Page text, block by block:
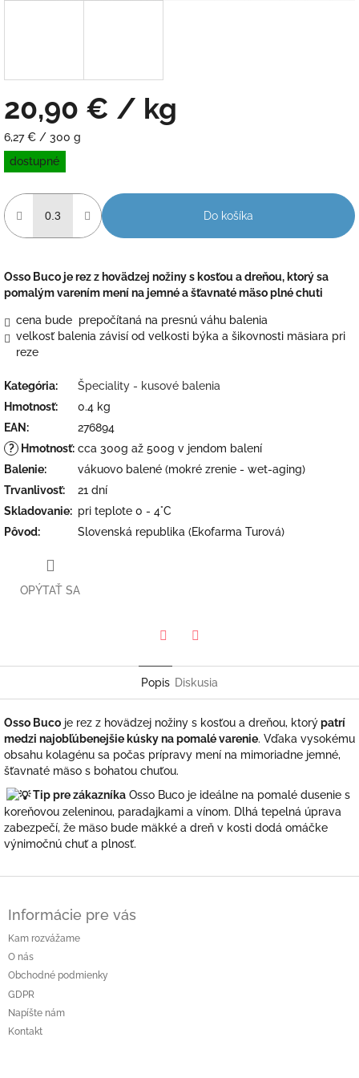
20,90 € / kg
Jednotková
cena:
6,27 € / 300 g
dostupné
Do košíka
Osso Buco je rez z hovädzej nožiny s kosťou a dreňou, ktorý sa
pomalým varením mení na jemné a šťavnaté mäso plné chuti
cena bude prepočítaná na presnú váhu balenia
velkosť balenia závisí od velkosti býka a šikovnosti mäsiara pri
reze
Kategória:
Špeciality - kusové balenia
Hmotnosť:
0.4 kg
EAN :
276894
?
Hmotnosť: cca 300g až 500g v jendom balení
Balenie:
vákuovo balené (mokré zrenie - wet-aging)
Trvanlivosť:
21 dní
Skladovanie: pri teplote 0 - 4°C
Pôvod: Slovenská republika (Ekofarma Turová)
OPÝTAŤ SA
Popis Diskusia
Osso Buco je rez z hovädzej nožiny s kosťou a dreňou, ktorýpatrí
medzi najobľúbenejšie kúsky na pomalé varenie. Vďaka vysokému
obsahu kolagénu sa počas prípravy mení na mimoriadne jemné,
šťavnaté mäso s bohatou chuťou.
Tip pre zákazníka Osso Buco je ideálne na pomalé dusenie s
koreňovou zeleninou, paradajkami a vínom. Dlhá tepelná úprava
zabezpečí, že mäso bude mäkké a dreň v kosti dodá omáčke
výnimočnú chuť a plnosť.
e
Informácie pre vás
Kam rozvážame
O nás
Obchodné podmienky
GDPR
Napíšte nám
Kontakt